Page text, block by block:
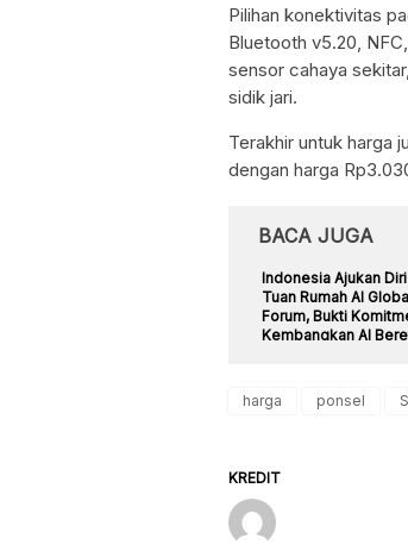
Pilihan konektivitas
Bluetooth v5.20,
sensor cahaya
sidik jari.
Terakhir untuk harga
dengan harga
BACA JUGA
Indonesia Ajukan
Tuan Rumah AI
Forum, Bukti
Kembangkan AI
harga ponsel
KREDIT